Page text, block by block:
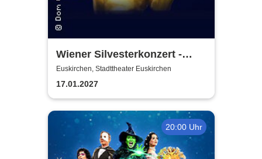
Wiener Silvesterkonzert -
Wiener Neujahrskonzert
Euskirchen, Stadttheater Euskirchen
17.01.2027
20:00 Uhr